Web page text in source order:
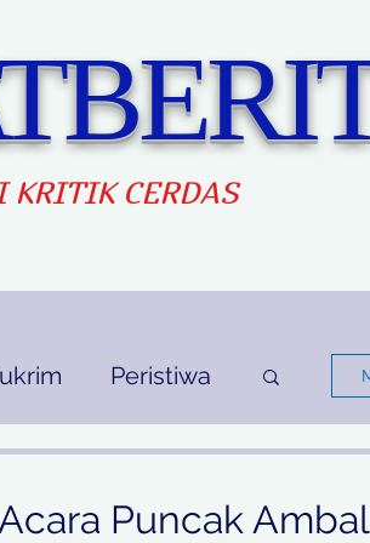
CERDAS
Peristiwa
Puncak Ambal